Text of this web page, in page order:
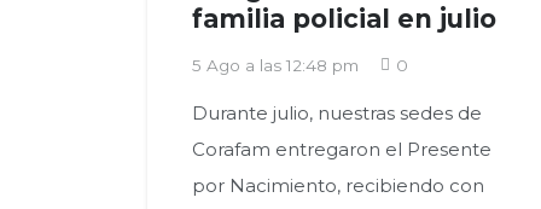
familia policial en julio
5 Ago a las 12:48 pm 0
Durante julio, nuestras sedes de
Corafam entregaron el Presente
por Nacimiento, recibiendo con